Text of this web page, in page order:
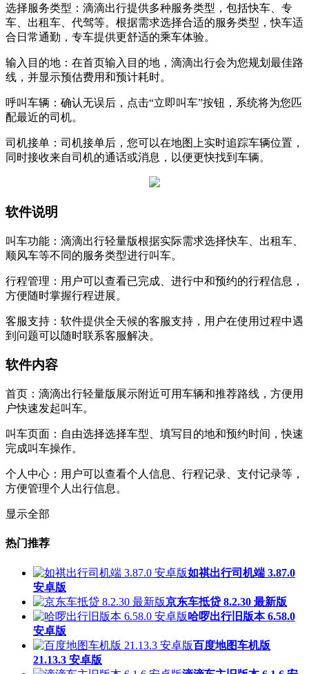
‌选择服务类型‌：滴滴出行提供多种服务类型，包括快车、专
车、出租车、代驾等。根据需求选择合适的服务类型，快车适
合日常通勤，专车提供更舒适的乘车体验。‌
‌输入目的地‌：在首页输入目的地，滴滴出行会为您规划最佳路
线，并显示预估费用和预计耗时。
‌呼叫车辆‌：确认无误后，点击“立即叫车”按钮，系统将为您匹
配最近的司机。
‌司机接单‌：司机接单后，您可以在地图上实时追踪车辆位置，
同时接收来自司机的通话或消息，以便更快找到车辆。
软件说明
叫车功能：滴滴出行轻量版根据实际需求选择快车、出租车、
顺风车等不同的服务类型进行叫车。
行程管理：用户可以查看已完成、进行中和预约的行程信息，
方便随时掌握行程进展。
客服支持：软件提供全天候的客服支持，用户在使用过程中遇
到问题可以随时联系客服解决。
软件内容
首页：滴滴出行轻量版展示附近可用车辆和推荐路线，方便用
户快速发起叫车。
叫车页面：自由选择选择车型、填写目的地和预约时间，快速
完成叫车操作。
个人中心：用户可以查看个人信息、行程记录、支付记录等，
方便管理个人出行信息。
显示全部
热门推荐
如祺出行司机端 3.87.0
安卓版
京东车抵贷 8.2.30 最新版
哈啰出行旧版本 6.58.0
安卓版
百度地图车机版
21.13.3 安卓版